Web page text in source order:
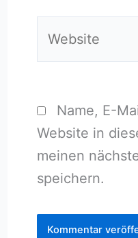
Name, E-
Website in
meinen
speichern.